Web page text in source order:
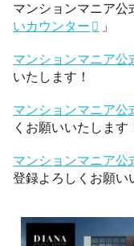
マンションマニア公
いカウンター
」
マンションマニア公
いたします！
マンションマニア公
くお願いいたします
マンションマニア公
登録よろしくお願い